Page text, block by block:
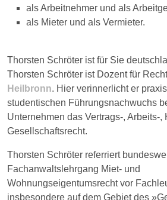
als Arbeitnehmer und als
als Mieter und als Vermieter.
Thorsten Schröter ist für Sie
Thorsten Schröter ist Dozent für
Heilbronn. Hier verinnerlicht er
studentischen Führungsnachwuchs
Unternehmen das Vertrags-, Arbeits-,
Gesellschaftsrecht.
Thorsten Schröter referriert
Fachanwaltslehrgang Miet- und
Wohnungseigentumsrecht vor
insbesondere auf dem Gebiet des